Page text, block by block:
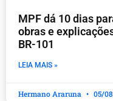
MPF dá 10 dias
obras e
BR-101
LEIA MAIS »
Hermano Araruna 05/